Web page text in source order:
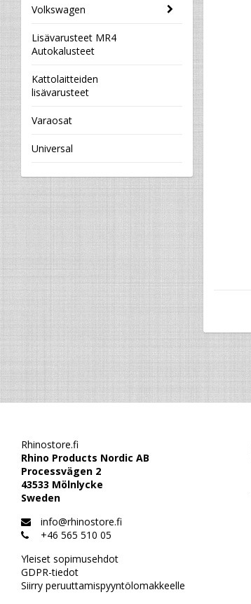
Volkswagen
Lisävarusteet MR4
Autokalusteet
Kattolaitteiden
lisävarusteet
Varaosat
Universal
Rhinostore.fi
Rhino Products Nordic AB
Processvägen 2
43533 Mölnlycke
Sweden
info@rhinostore.fi
+46 565 510 05
Yleiset sopimusehdot
GDPR-tiedot
Siirry peruuttamispyyntölomakkeelle